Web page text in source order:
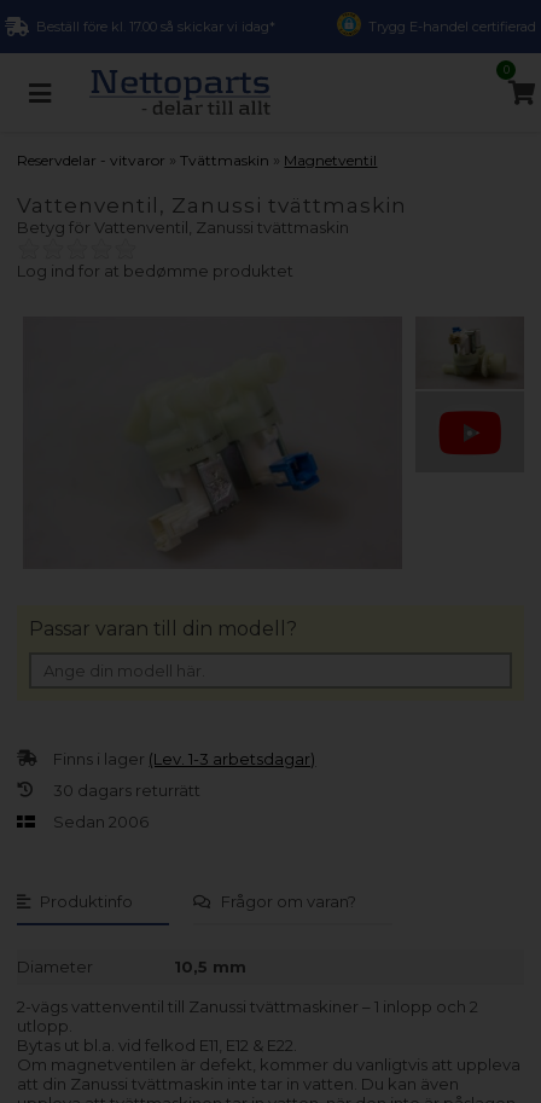
Beställ före kl. 17.00 så skickar vi idag* Trygg E-handel certifierad
0
Reservdelar - vitvaror »Tvättmaskin » Magnetventil
Vattenventil, Zanussi tvättmaskin
Betyg förVattenventil, Zanussi tvättmaskin
Log ind for at bedømme produktet
Produktinfo Frågor om varan?
Diameter 10,5 mm
2-vägs vattenventil till Zanussi tvättmaskiner – 1 inlopp och 2
utlopp.
Bytas ut bl.a. vid felkod E11, E12 & E22.
Om magnetventilen är defekt, kommer du vanligtvis att uppleva
att din Zanussi tvättmaskin inte tar in vatten. Du kan även
Finns i lager (Lev. 1-3 arbetsdagar)
30 dagars returrätt
Sedan 2006
Passar varan till din modell?